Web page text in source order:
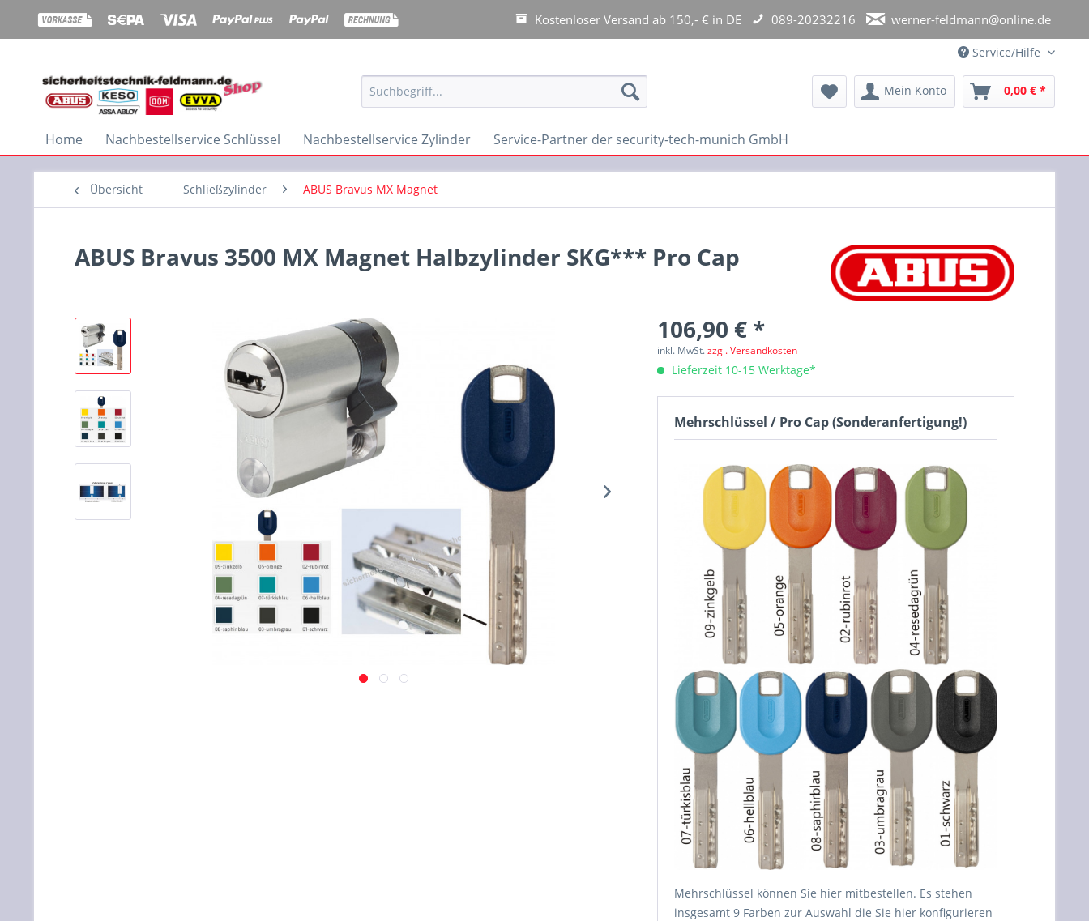
Kostenloser Versand ab 150,- € in DE 089-20232216 werner-feldmann@online.de
Service/Hilfe
Mein Konto 0,00 € *
Home Nachbestellservice Schlüssel Nachbestellservice Zylinder Service-Partner der security-tech-munich GmbH
Übersicht Schließzylinder ABUS Bravus MX Magnet
ABUS Bravus 3500 MX Magnet Halbzylinder SKG*** Pro Cap
106,90 € *
inkl. MwSt.zzgl. Versandkosten
Lieferzeit 10-15 Werktage*
Mehrschlüssel / Pro Cap (Sonderanfertigung!)
Mehrschlüssel können Sie hier mitbestellen. Es stehen
insgesamt 9 Farben zur Auswahl die Sie hier konfigurieren